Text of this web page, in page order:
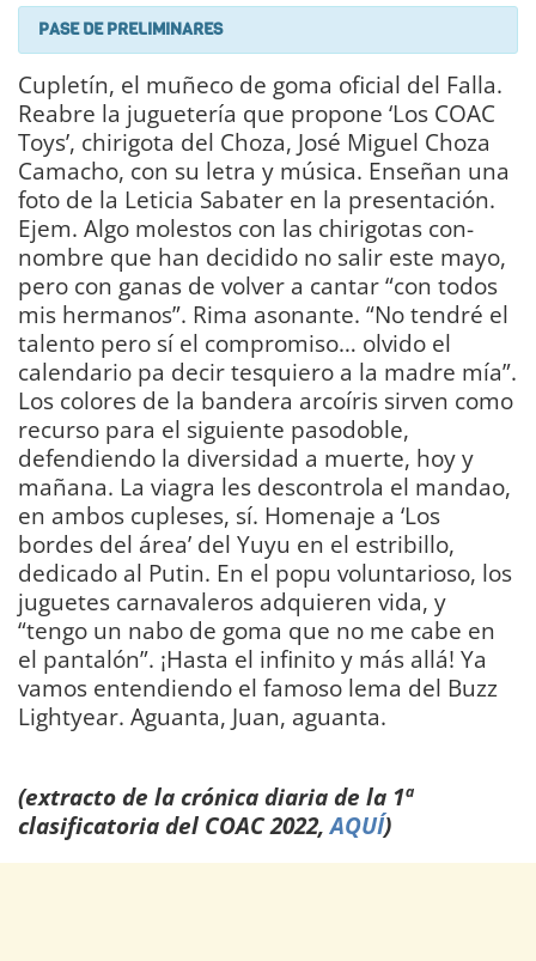
PASE DE PRELIMINARES
Cupletín, el muñeco de goma oficial del Falla.
Reabre la juguetería que propone ‘Los COAC
Toys’, chirigota del Choza, José Miguel Choza
Camacho, con su letra y música. Enseñan una
foto de la Leticia Sabater en la presentación.
Ejem. Algo molestos con las chirigotas con-
nombre que han decidido no salir este mayo,
pero con ganas de volver a cantar “con todos
mis hermanos”. Rima asonante. “No tendré el
talento pero sí el compromiso… olvido el
calendario pa decir tesquiero a la madre mía”.
Los colores de la bandera arcoíris sirven como
recurso para el siguiente pasodoble,
defendiendo la diversidad a muerte, hoy y
mañana. La viagra les descontrola el mandao,
en ambos cupleses, sí. Homenaje a ‘Los
bordes del área’ del Yuyu en el estribillo,
dedicado al Putin. En el popu voluntarioso, los
juguetes carnavaleros adquieren vida, y
“tengo un nabo de goma que no me cabe en
el pantalón”. ¡Hasta el infinito y más allá! Ya
vamos entendiendo el famoso lema del Buzz
Lightyear. Aguanta, Juan, aguanta.
(extracto de la crónica diaria de la 1ª
clasificatoria del COAC 2022,AQUÍ)